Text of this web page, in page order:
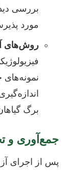
بررسی
مورد
روش‌های
نمونه‌های
برگ
جمع‌آوری و
پس از اجرای